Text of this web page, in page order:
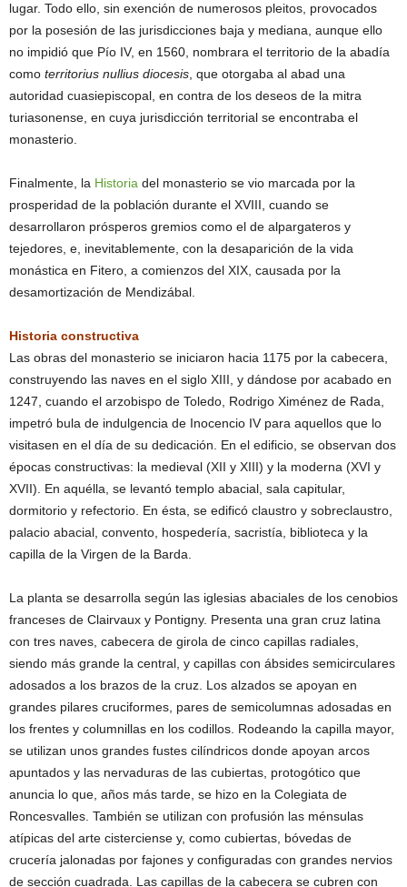
lugar. Todo ello, sin exención de numerosos pleitos, provocados
por la posesión de las jurisdicciones baja y mediana, aunque ello
no impidió que Pío IV, en 1560, nombrara el territorio de la abadía
como territorius nullius diocesis , que otorgaba al abad una
autoridad cuasiepiscopal, en contra de los deseos de la mitra
turiasonense, en cuya jurisdicción territorial se encontraba el
monasterio.
Finalmente, la Historia del monasterio se vio marcada por la
prosperidad de la población durante el XVIII, cuando se
desarrollaron prósperos gremios como el de alpargateros y
tejedores, e, inevitablemente, con la desaparición de la vida
monástica en Fitero, a comienzos del XIX, causada por la
desamortización de Mendizábal.
Historia constructiva
Las obras del monasterio se iniciaron hacia 1175 por la cabecera,
construyendo las naves en el siglo XIII, y dándose por acabado en
1247, cuando el arzobispo de Toledo, Rodrigo Ximénez de Rada,
impetró bula de indulgencia de Inocencio IV para aquellos que lo
visitasen en el día de su dedicación. En el edificio, se observan dos
épocas constructivas: la medieval (XII y XIII) y la moderna (XVI y
XVII). En aquélla, se levantó templo abacial, sala capitular,
dormitorio y refectorio. En ésta, se edificó claustro y sobreclaustro,
palacio abacial, convento, hospedería, sacristía, biblioteca y la
capilla de la Virgen de la Barda.
La planta se desarrolla según las iglesias abaciales de los cenobios
franceses de Clairvaux y Pontigny. Presenta una gran cruz latina
con tres naves, cabecera de girola de cinco capillas radiales,
siendo más grande la central, y capillas con ábsides semicirculares
adosados a los brazos de la cruz. Los alzados se apoyan en
grandes pilares cruciformes, pares de semicolumnas adosadas en
los frentes y columnillas en los codillos. Rodeando la capilla mayor,
se utilizan unos grandes fustes cilíndricos donde apoyan arcos
apuntados y las nervaduras de las cubiertas, protogótico que
anuncia lo que, años más tarde, se hizo en la Colegiata de
Roncesvalles. También se utilizan con profusión las ménsulas
atípicas del arte cisterciense y, como cubiertas, bóvedas de
crucería jalonadas por fajones y configuradas con grandes nervios
de sección cuadrada. Las capillas de la cabecera se cubren con